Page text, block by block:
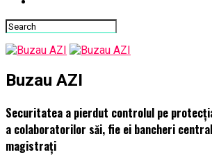
Buzau AZI
Securitatea a pierdut controlul pe
a colaboratorilor săi, fie ei bancheri
magistrați